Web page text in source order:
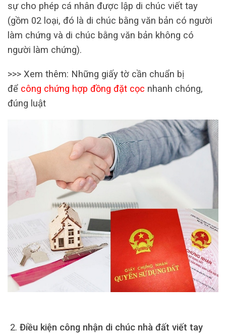
sự cho phép cá nhân được lập di chúc viết tay
(gồm 02 loại, đó là di chúc bằng văn bản có người
làm chứng và di chúc bằng văn bản không có
người làm chứng).
>>> Xem thêm: Những giấy tờ cần chuẩn bị
để công chứng hợp đồng đặt cọc nhanh chóng,
đúng luật
Điều kiện công nhận di chúc nhà đất viết tay